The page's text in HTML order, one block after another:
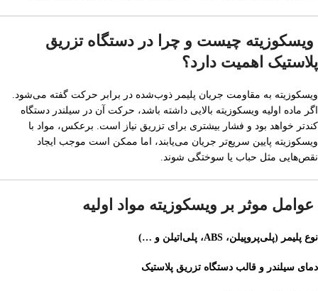
ویسکوزیته چیست و چرا در دستگاه تزریق
پلاستیک اهمیت دارد؟
ویسکوزیته به مقاومت جریان پلیمر ذوب‌شده در برابر حرکت گفته می‌شود.
اگر ماده اولیه ویسکوزیته بالایی داشته باشد، حرکت آن در سیلندر دستگاه
کندتر خواهد بود و فشار بیشتری برای تزریق نیاز است. برعکس، مواد با
ویسکوزیته پایین سریع‌تر جریان می‌یابند، اما ممکن است موجب ایجاد
نقص‌هایی مثل حباب یا سوختگی شوند.
عوامل موثر بر ویسکوزیته مواد اولیه
نوع پلیمر (پلی‌پروپیلن، ABS، پلی‌اتیلن و …)
دمای سیلندر و قالب دستگاه تزریق پلاستیک